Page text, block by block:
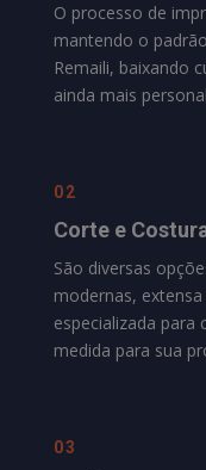
O processo de
mantendo o
Remaili, baixando
ainda mais
02
Corte e
São diversas
modernas,
especializada para
medida para sua
03